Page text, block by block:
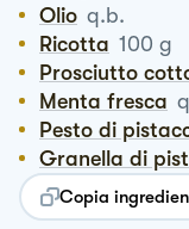
Olio q.b.
Ricotta 100 g
Prosciutto
Menta fresca
Pesto di
Granella di
Copia